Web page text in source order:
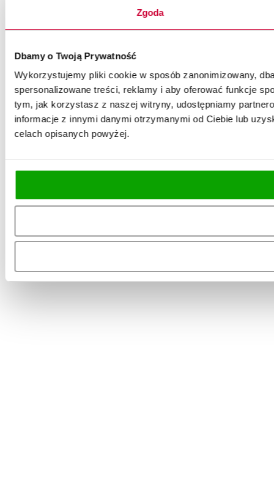
Zgoda
Dbamy o Twoją Prywatność
Wykorzystujemy pliki cookie w sposób zanonimizowany,
spersonalizowane treści, reklamy i aby oferować funkcje
tym, jak korzystasz z naszej witryny, udostępniamy
informacje z innymi danymi otrzymanymi od Ciebie lub
celach opisanych powyżej.